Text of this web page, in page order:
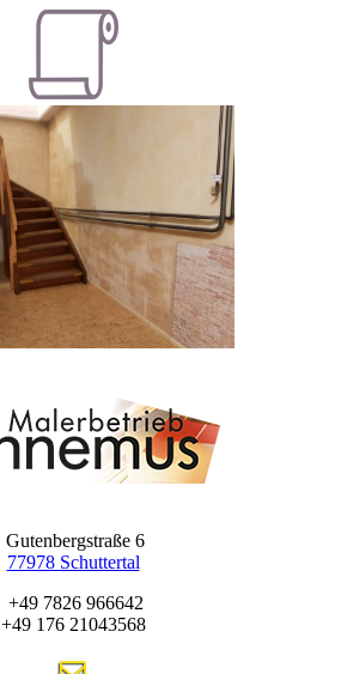
Gutenbergstraße 6
77978 Schuttertal
+49 7826 966642
+49 176 21043568